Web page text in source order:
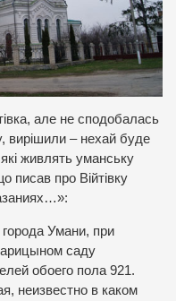
але не сподобалась
вирішили – нехай буде
живлять уманську
писав про Війтівку
Умани, при
саду
обоего пола 921.
неизвестно в каком